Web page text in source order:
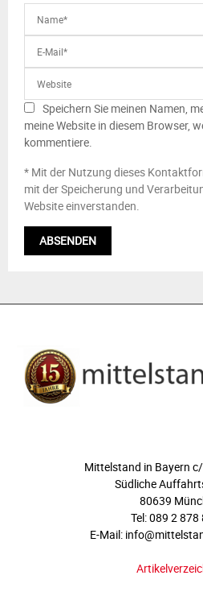
Speichern Sie meinen Namen,
meine Website in diesem Browser,
kommentiere.
* Mit der Nutzung dieses
mit der Speicherung und
Website einverstanden.
Mittelstand in Bayern c/
Südliche
80639
Tel: 089 2 878
E-Mail: